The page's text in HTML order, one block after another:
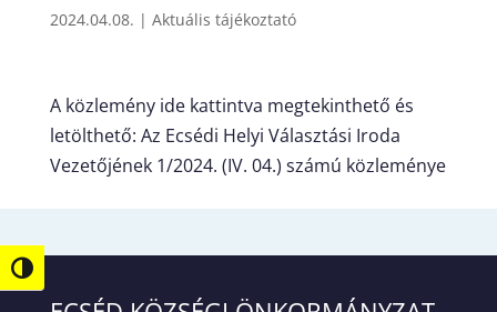
Nagy kontraszt váltása
2024.04.08. | Aktuális tájékoztató
A közlemény ide kattintva megtekinthető és
letölthető: Az Ecsédi Helyi Választási Iroda
Vezetőjének 1/2024. (IV. 04.) számú közleménye